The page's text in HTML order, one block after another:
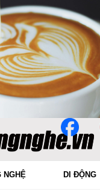
NGHỆ DI ĐỘNG